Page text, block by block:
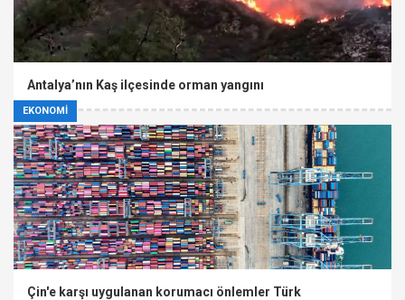
EKONOMİ
Antalya’nın Kaş ilçesinde orman yangını
Çin'e karşı uygulanan korumacı önlemler Türk